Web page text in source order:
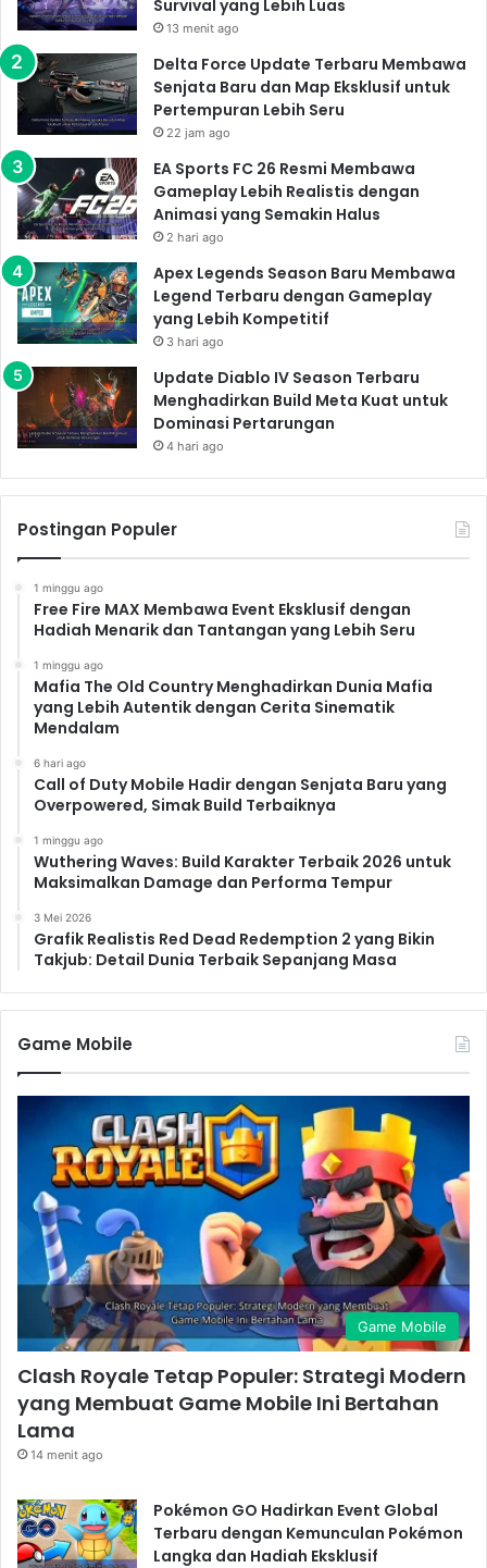
Survival yang Lebih Luas
13 menit ago
Delta Force Update Terbaru Membawa
Senjata Baru dan Map Eksklusif untuk
Pertempuran Lebih Seru
22 jam ago
EA Sports FC 26 Resmi Membawa
Gameplay Lebih Realistis dengan
Animasi yang Semakin Halus
2 hari ago
Apex Legends Season Baru Membawa
Legend Terbaru dengan Gameplay
yang Lebih Kompetitif
3 hari ago
Update Diablo IV Season Terbaru
Menghadirkan Build Meta Kuat untuk
Dominasi Pertarungan
4 hari ago
Postingan Populer
1 minggu ago
Free Fire MAX Membawa Event Eksklusif dengan
Hadiah Menarik dan Tantangan yang Lebih Seru
1 minggu ago
Mafia The Old Country Menghadirkan Dunia Mafia
yang Lebih Autentik dengan Cerita Sinematik
Mendalam
6 hari ago
Call of Duty Mobile Hadir dengan Senjata Baru yang
Overpowered, Simak Build Terbaiknya
1 minggu ago
Wuthering Waves: Build Karakter Terbaik 2026 untuk
Maksimalkan Damage dan Performa Tempur
3 Mei 2026
Grafik Realistis Red Dead Redemption 2 yang Bikin
Takjub: Detail Dunia Terbaik Sepanjang Masa
Game Mobile
Game Mobile
Clash Royale Tetap Populer: Strategi Modern
yang Membuat Game Mobile Ini Bertahan
Lama
14 menit ago
Pokémon GO Hadirkan Event Global
Terbaru dengan Kemunculan Pokémon
Langka dan Hadiah Eksklusif